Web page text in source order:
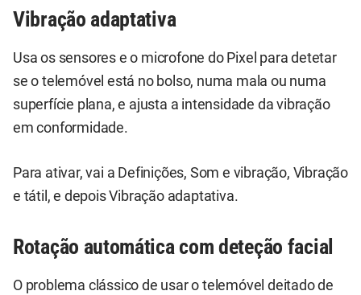
Vibração adaptativa
Usa os sensores e o microfone do Pixel para detetar
se o telemóvel está no bolso, numa mala ou numa
superfície plana, e ajusta a intensidade da vibração
em conformidade.
Para ativar, vai a Definições, Som e vibração, Vibração
e tátil, e depois Vibração adaptativa.
Rotação automática com deteção facial
O problema clássico de usar o telemóvel deitado de